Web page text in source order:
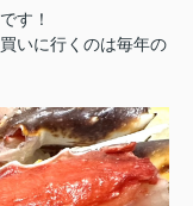
す！
いに行くのは毎年の